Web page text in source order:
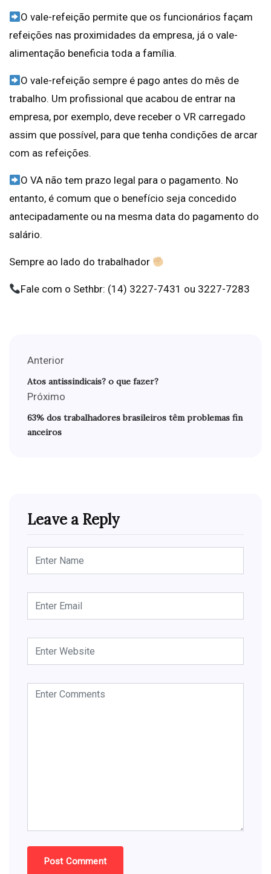
O vale-refeição permite que os funcionários façam
refeições nas proximidades da empresa, já o vale-
alimentação beneficia toda a família.
O vale-refeição sempre é pago antes do mês de
trabalho. Um profissional que acabou de entrar na
empresa, por exemplo, deve receber o VR carregado
assim que possível, para que tenha condições de arcar
com as refeições.
O VA não tem prazo legal para o pagamento. No
entanto, é comum que o benefício seja concedido
antecipadamente ou na mesma data do pagamento do
salário.
Sempre ao lado do trabalhador
Fale com o Sethbr: (14) 3227-7431 ou 3227-7283
Anterior
Atos antissindicais? o que fazer?
Próximo
63% dos trabalhadores brasileiros têm problemas fin
anceiros
Leave a Reply